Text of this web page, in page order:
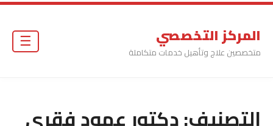
المركز التخصصي
متخصصين علاج وتأهيل خدمات متكاملة
التصنيف:دكتور عمود فقري